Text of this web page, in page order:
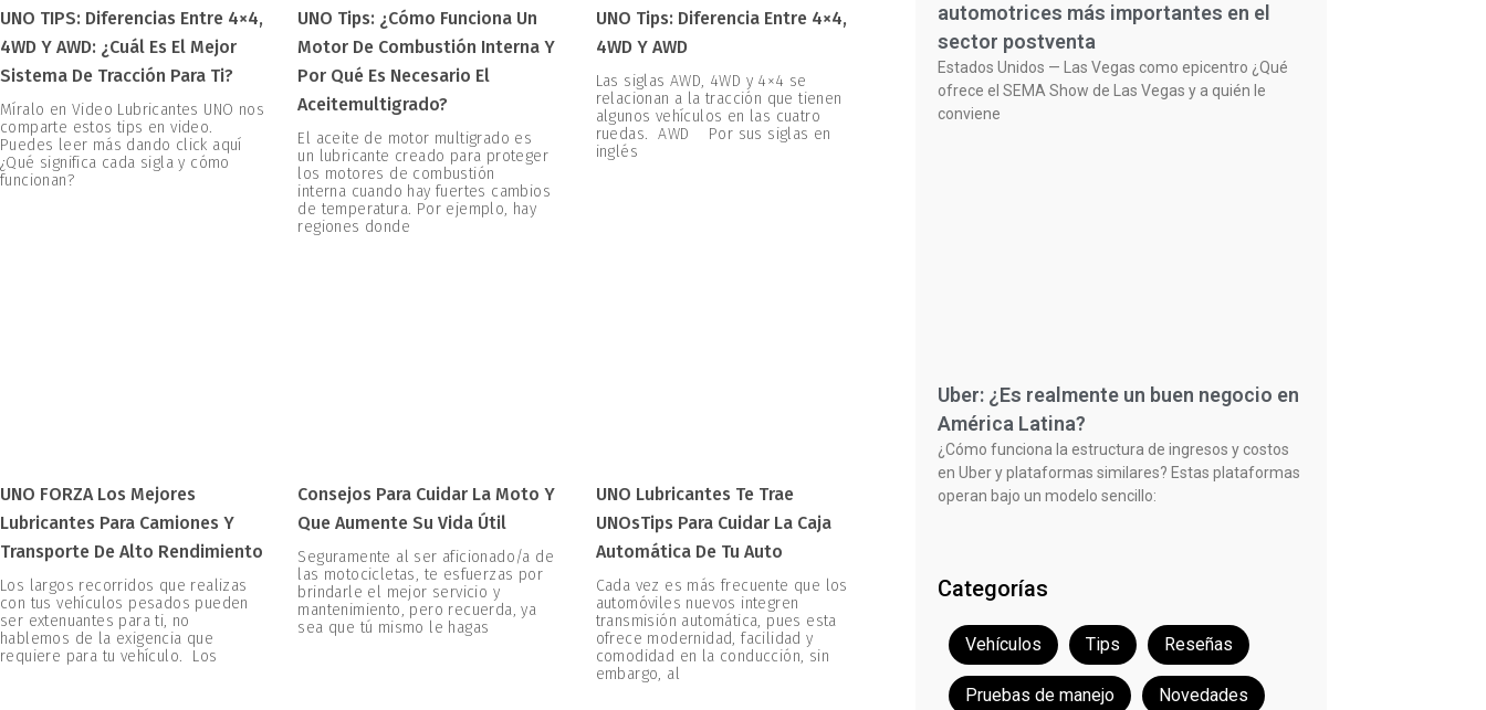
UNO TIPS: Diferencias Entre 4×4,
4WD Y AWD: ¿Cuál Es El Mejor
Sistema De Tracción Para Ti?
Míralo en Video Lubricantes UNO nos
comparte estos tips en video.
Puedes leer más dando click aquí
¿Qué significa cada sigla y cómo
funcionan?
UNO Tips: ¿Cómo Funciona Un
Motor De Combustión Interna Y
Por Qué Es Necesario El
Aceitemultigrado?
El aceite de motor multigrado es
un lubricante creado para proteger
los motores de combustión
interna cuando hay fuertes cambios
de temperatura. Por ejemplo, hay
regiones donde
UNO Tips: Diferencia Entre 4×4,
4WD Y AWD
Las siglas AWD, 4WD y 4×4 se
relacionan a la tracción que tienen
algunos vehículos en las cuatro
ruedas. AWD Por sus siglas en
inglés
UNO FORZA Los Mejores
Lubricantes Para Camiones Y
Transporte De Alto Rendimiento
Los largos recorridos que realizas
con tus vehículos pesados pueden
ser extenuantes para ti, no
hablemos de la exigencia que
requiere para tu vehículo. Los
Consejos Para Cuidar La Moto Y
Que Aumente Su Vida Útil
Seguramente al ser aficionado/a de
las motocicletas, te esfuerzas por
brindarle el mejor servicio y
mantenimiento, pero recuerda, ya
sea que tú mismo le hagas
UNO Lubricantes Te Trae
UNOsTips Para Cuidar La Caja
Automática De Tu Auto
Cada vez es más frecuente que los
automóviles nuevos integren
transmisión automática, pues esta
ofrece modernidad, facilidad y
comodidad en la conducción, sin
embargo, al
automotrices más importantes en el
sector postventa
Estados Unidos — Las Vegas como epicentro ¿Qué
ofrece el SEMA Show de Las Vegas y a quién le
conviene
Uber: ¿Es realmente un buen negocio en
América Latina?
¿Cómo funciona la estructura de ingresos y costos
en Uber y plataformas similares? Estas plataformas
operan bajo un modelo sencillo:
Categorías
Vehículos Tips Reseñas
Pruebas de manejo Novedades